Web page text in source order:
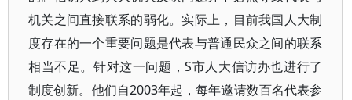
机关之间直接联系的弱化。实际上，目前我国人大制
度存在的一个重要问题是代表与普通民众之间的联系
相当不足。针对这一问题，S市人大信访办也进行了
制度创新。他们自2003年起，每年邀请数百名代表参